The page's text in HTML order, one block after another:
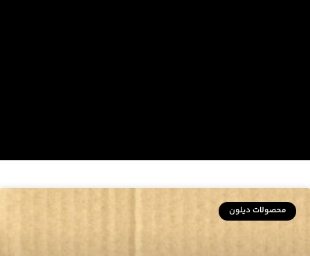
محصولات دیلون